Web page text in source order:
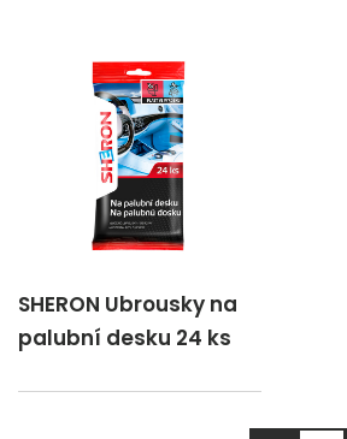
SHERON Ubrousky na
palubní desku 24 ks